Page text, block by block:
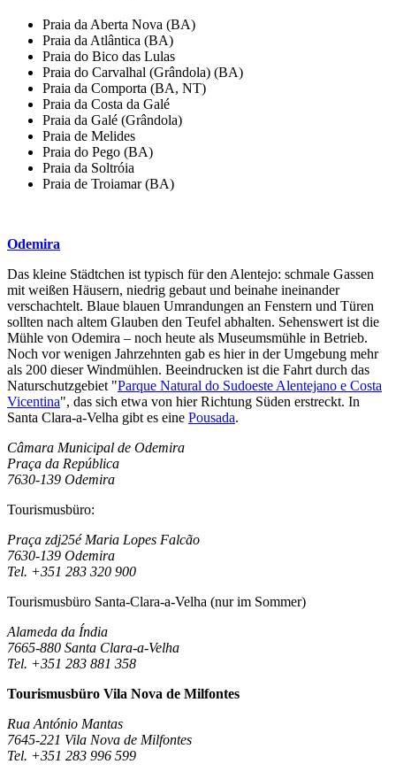
Praia da Aberta Nova (BA)
Praia da Atlântica (BA)
Praia do Bico das Lulas
Praia do Carvalhal (Grândola) (BA)
Praia da Comporta (BA, NT)
Praia da Costa da Galé
Praia da Galé (Grândola)
Praia de Melides
Praia do Pego (BA)
Praia da Soltróia
Praia de Troiamar (BA)
Odemira
Das kleine Städtchen ist typisch für den Alentejo: schmale Gassen
mit weißen Häusern, niedrig gebaut und beinahe ineinander
verschachtelt. Blaue blauen Umrandungen an Fenstern und Türen
sollten nach altem Glauben den Teufel abhalten. Sehenswert ist die
Mühle von Odemira – noch heute als Museumsmühle in Betrieb.
Noch vor wenigen Jahrzehnten gab es hier in der Umgebung mehr
als 200 dieser Windmühlen. Beeindrucken ist die Fahrt durch das
Naturschutzgebiet "Parque Natural do Sudoeste Alentejano e Costa
Vicentina", das sich etwa von hier Richtung Süden erstreckt. In
Santa Clara-a-Velha gibt es eine Pousada.
Câmara Municipal de Odemira
Praça da República
7630-139 Odemira
Tourismusbüro:
Praça zdj25é Maria Lopes Falcão
7630-139 Odemira
Tel. +351 283 320 900
Tourismusbüro Santa-Clara-a-Velha (nur im Sommer)
Alameda da Índia
7665-880 Santa Clara-a-Velha
Tel. +351 283 881 358
Tourismusbüro Vila Nova de Milfontes
Rua António Mantas
7645-221 Vila Nova de Milfontes
Tel. +351 283 996 599